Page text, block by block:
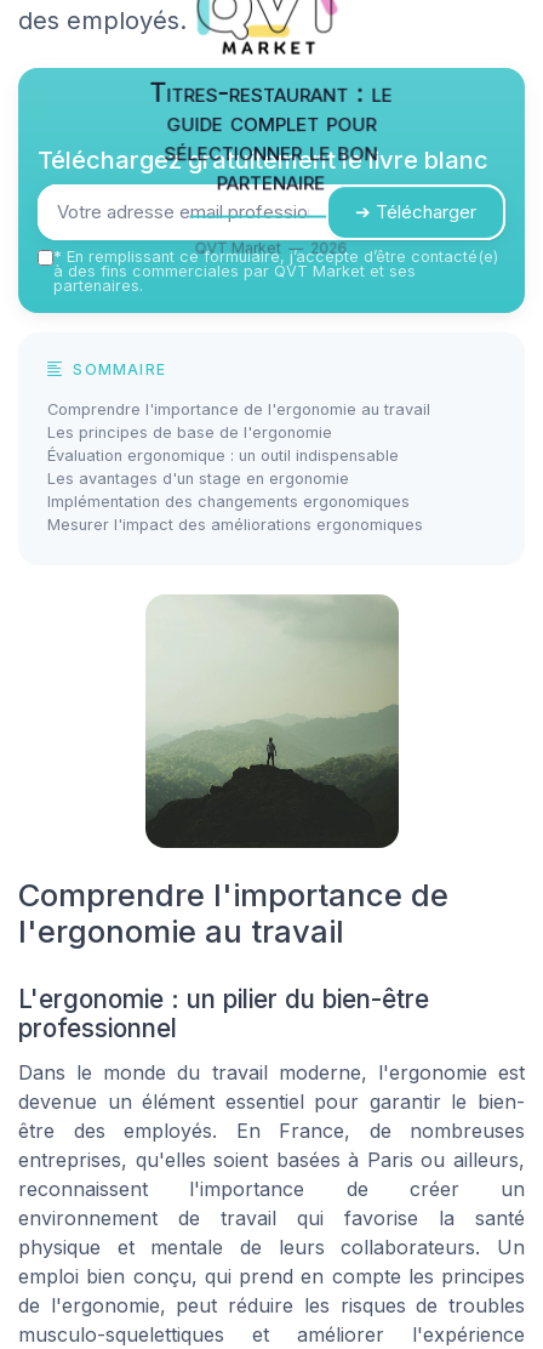
des employés.
Titres-restaurant : le
guide complet pour
sélectionner le bon
partenaire
QVT Market — 2026
Téléchargez gratuitement le livre blanc
➔ Télécharger
* En remplissant ce formulaire, j’accepte d’être contacté(e)
à des fins commerciales par QVT Market et ses
partenaires.
SOMMAIRE
Comprendre l'importance de l'ergonomie au travail
Les principes de base de l'ergonomie
Évaluation ergonomique : un outil indispensable
Les avantages d'un stage en ergonomie
Implémentation des changements ergonomiques
Mesurer l'impact des améliorations ergonomiques
Comprendre l'importance de
l'ergonomie au travail
L'ergonomie : un pilier du bien-être
professionnel
Dans le monde du travail moderne, l'ergonomie est
devenue un élément essentiel pour garantir le bien-
être des employés. En France, de nombreuses
entreprises, qu'elles soient basées à Paris ou ailleurs,
reconnaissent l'importance de créer un
environnement de travail qui favorise la santé
physique et mentale de leurs collaborateurs. Un
emploi bien conçu, qui prend en compte les principes
de l'ergonomie, peut réduire les risques de troubles
musculo-squelettiques et améliorer l'expérience